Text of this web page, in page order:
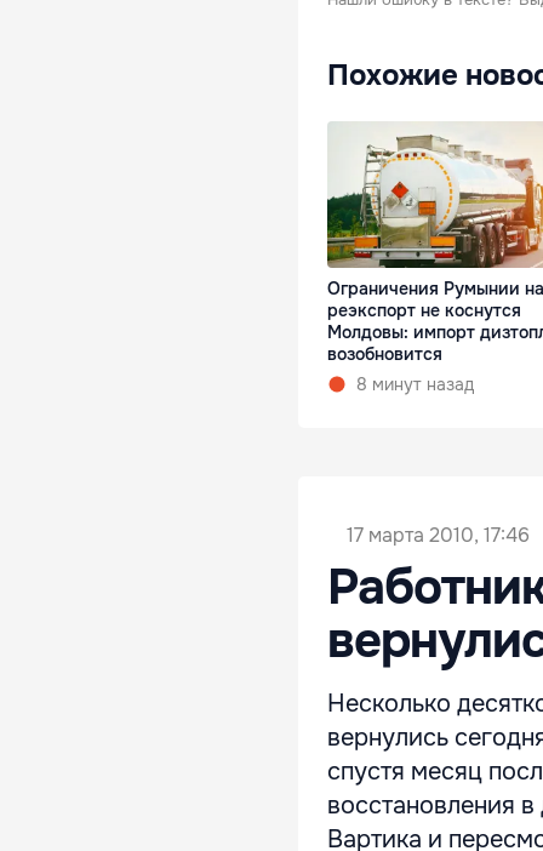
Похожие
Ограничения Румынии на
реэкспорт не коснутся
Молдовы: импорт
возобновится
8 минут назад
17 марта 2010, 17:46
Несколько
вернулись
спустя месяц
восстановления
Вартика и